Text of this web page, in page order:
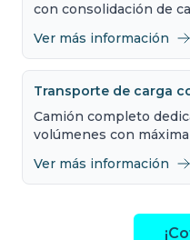
con consolidación de
Ver más información
Transporte de carga
Camión completo
volúmenes con
Ver más información